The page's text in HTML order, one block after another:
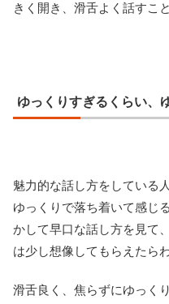
きく開き、滑舌よく話すこ
ゆっくりすぎるくらい、
魅力的な話し方をしている
ゆっくりで落ち着いて感じ
かして早口な話し方を見て
は少し想像してもらえたら
滑舌良く、焦らずにゆっく